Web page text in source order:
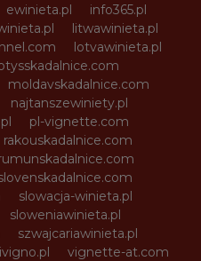
ewinieta.pl
info365.pl
litwawinieta.pl
lotvawinieta.pl
moldavskadalnice.com
najtanszewiniety.pl
pl-vignette.com
rakouskadalnice.com
slowacja-winieta.pl
sloweniawinieta.pl
szwajcariawinieta.pl
vignette-at.com